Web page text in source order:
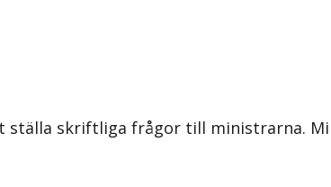
ställa skriftliga frågor till ministrarna.